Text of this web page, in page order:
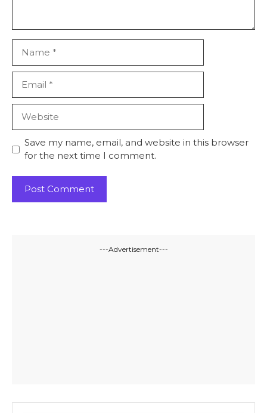
Save my name, email, and website in this browser
for the next time I comment.
---Advertisement---